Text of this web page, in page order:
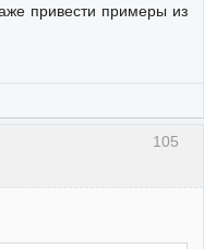
привести примеры из
105